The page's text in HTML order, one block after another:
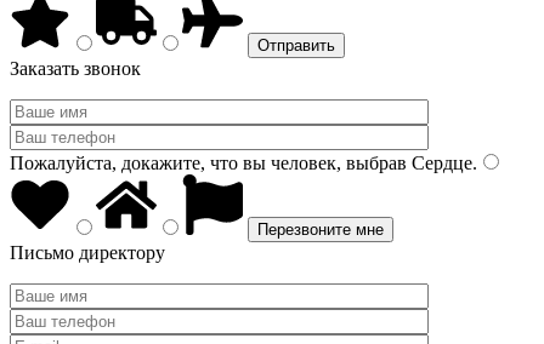
Заказать звонок
Пожалуйста, докажите, что вы человек, выбрав Сердце.
Письмо директору